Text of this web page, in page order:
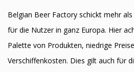
Belgian Beer Factory schickt mehr
fϋr die Nutzer in ganz Europa. Hier
Palette von Produkten, niedrige
Verschiffenkosten. Dies gilt auch fϋr